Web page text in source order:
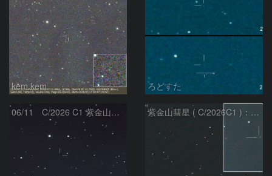
kem.kem ろどすた
06/11 C/2026 C1 紫金山彗星 紫金山彗星 ( C/2026C1 )：2026/05/16